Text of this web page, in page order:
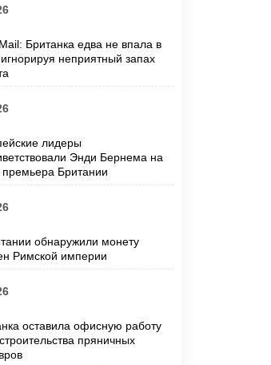
Британка едва не впала в
неприятный запах
лидеры
Энди Бернема на
премьера Британии
обнаружили монету
Римской империи
оставила офисную работу
пряничных